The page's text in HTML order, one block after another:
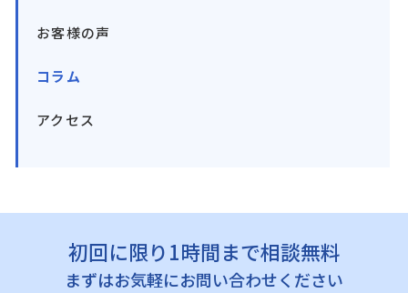
お客様の声
コラム
アクセス
初回に限り1時間まで相談無料
まずはお気軽にお問い合わせください